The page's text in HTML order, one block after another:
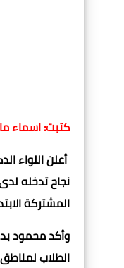
كتبت: اسماء
أعلن اللواء
نجاح تدخله
المشتركة الابتدائية
وأكد محمود